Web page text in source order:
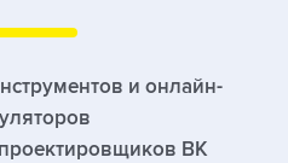
и онлайн-
ВК